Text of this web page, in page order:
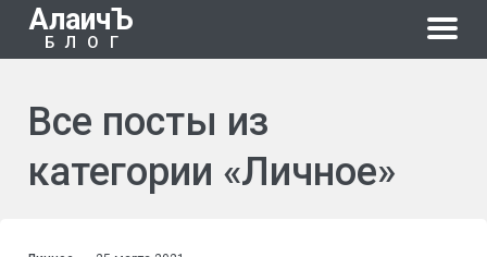
АлаичЪ
БЛОГ
Все посты из
категории «Личное»